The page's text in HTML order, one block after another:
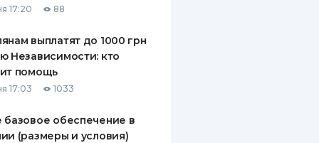
ПОЛИСЫ
КОМПАНИИ
О СТРАХОВЫХ
17:20 88
выплатят до 1000 грн
Независимости: кто
помощь
17:03 1033
базовое обеспечение в
(размеры и условия)